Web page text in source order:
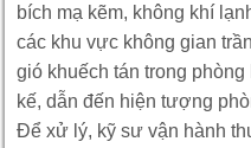
bích mạ kẽm, không khí
các khu vực không gian
gió khuếch tán trong
kế, dẫn đến hiện tượng
Để xử lý, kỹ sư vận hành